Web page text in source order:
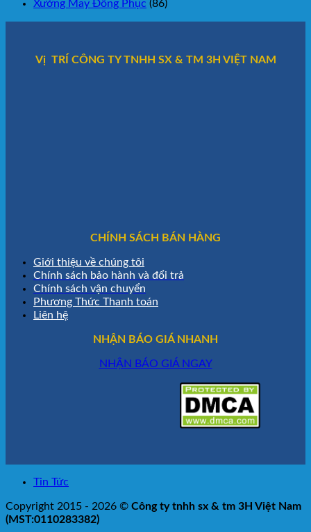
Xưởng May Đồng Phục (86)
Vị TRÍ CÔNG TY TNHH SX & TM 3H VIỆT NAM
CHÍNH SÁCH BÁN HÀNG
Giới thiệu về chúng tôi
Chính sách bảo hành và đổi trả
Chính sách vận chuyển
Phương Thức Thanh toán
Liên hệ
NHẬN BÁO GIÁ NHANH
NHẬN BÁO GIÁ NGAY
Tin Tức
Copyright 2015 - 2026 © Công ty tnhh sx & tm 3H Việt Nam
(MST:0110283382)